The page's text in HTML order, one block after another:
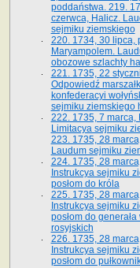
poddaństwa. 219.
czerwca, Halicz.
sejmiku ziemskiego
220. 1734, 30 lipca,
Maryampolem.
obozowe szlachty
221. 1735, 22
Odpowiedź
konfederacyi
sejmiku ziemskiego
222. 1735, 7 marca,
Limitacya sejmiku
223. 1735, 28
Laudum sejmiku
224. 1735, 28
Instrukcya sejmiku
posłom do króla
225. 1735, 28
Instrukcya sejmiku
posłom do generała
rosyjskich
226. 1735, 28
Instrukcya sejmiku
posłom do